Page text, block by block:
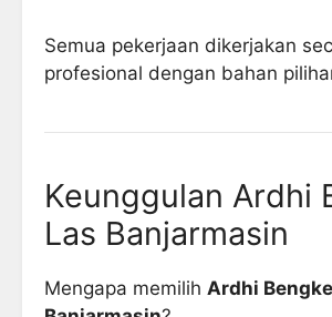
Semua pekerjaan dikerjakan
profesional dengan bahan
Keunggulan Ardhi
Las Banjarmasin
Mengapa memilih Ardhi